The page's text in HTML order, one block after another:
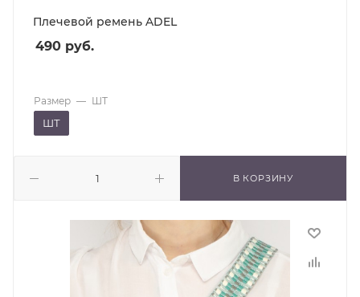
Плечевой ремень ADEL
490 руб.
В КОРЗИНУ
Размер — ШТ
ШТ